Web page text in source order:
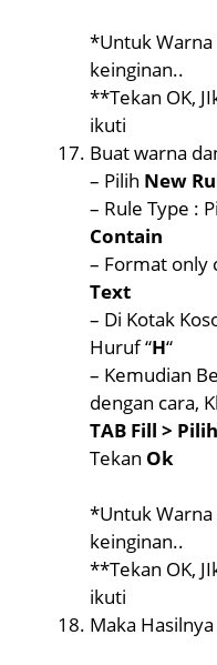
*Untuk Warna
keinginan..
**Tekan OK,
ikuti
Buat warna
– Pilih New
– Rule Type :
Contain
– Format only
Text
– Di Kotak
Huruf “H“
– Kemudian
dengan cara,
TAB Fill >
Tekan Ok
*Untuk Warna
keinginan..
**Tekan OK,
ikuti
Maka